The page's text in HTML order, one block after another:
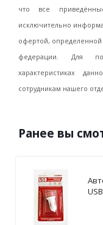
что все
исключительно
офертой, определенной
федерации. Для
характеристиках
сотрудникам нашего
Ранее вы